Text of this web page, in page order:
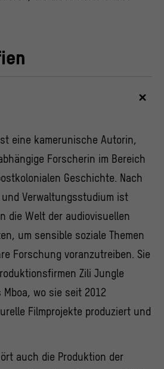
eine kamerunische Autorin,
Forscherin im Bereich
Geschichte. Nach
Verwaltungsstudium ist
die Welt der audiovisuellen
um sensible soziale Themen
Forschung voranzutreiben. Sie
Zili Jungle
wo sie seit 2012
Filmprojekte produziert und
auch die Produktion der